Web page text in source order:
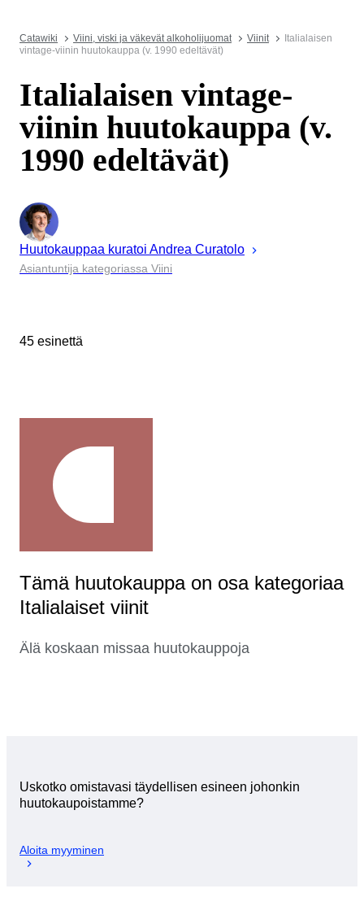
Catawiki Viini, viski ja väkevät alkoholijuomat Viinit
Italialaisen
vintage-viinin huutokauppa (v. 1990 edeltävät)
Italialaisen vintage-
viinin huutokauppa (v.
1990 edeltävät)
Huutokauppaa kuratoi Andrea Curatolo
Asiantuntija kategoriassa Viini
45 esinettä
Tämä huutokauppa on osa kategoriaa
Italialaiset viinit
Älä koskaan missaa huutokauppoja
Uskotko omistavasi täydellisen esineen johonkin
huutokaupoistamme?
Aloita myyminen